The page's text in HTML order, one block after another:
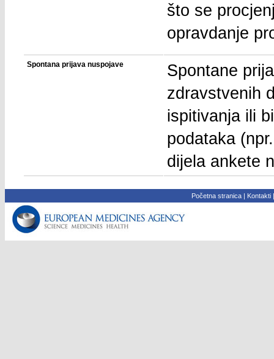
što se
opravdanje
Spontana prijava nuspojave
Spontane
zdravstvenih
ispitivanja ili
podataka
dijela ankete
Početna stranica| Kontakti